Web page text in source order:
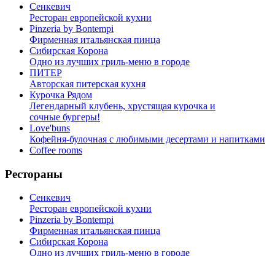
Сенкевич
Ресторан европейской кухни
Pinzeria by Bontempi
Фирменная итальянская пинца
Сибирская Корона
Одно из лучших гриль-меню в городе
ПИТЕР
Авторская питерская кухня
Курочка Рядом
Легендарный клубень, хрустящая курочка и
сочные бургеры!
Love'buns
Кофейня-булочная с любимыми десертами и напитками
Coffee rooms
Рестораны
Сенкевич
Ресторан европейской кухни
Pinzeria by Bontempi
Фирменная итальянская пинца
Сибирская Корона
Одно из лучших гриль-меню в городе